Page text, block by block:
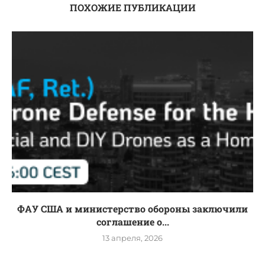
ПОХОЖИЕ ПУБЛИКАЦИИ
ФАУ США и министерство обороны заключили
соглашение о...
13 апреля, 2026